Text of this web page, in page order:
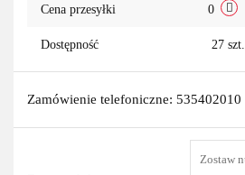
Cena przesyłki 0
Dostępność 27 szt.
Zamówienie telefoniczne: 535402010